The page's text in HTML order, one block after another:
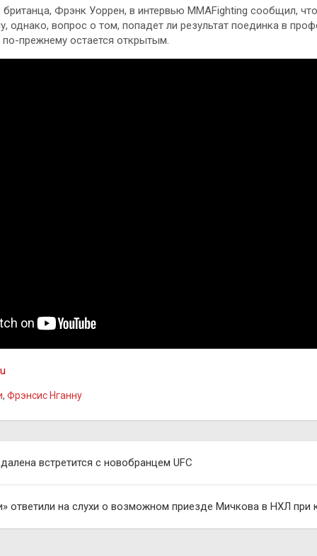
Фрэнк Уоррен, в интервью MMAFighting сообщил,
однако, вопрос о том, попадет ли результат поединка в
прежнему остается открытым.
, Фрэнсис Нганну
встретится с новобранцем UFC
ответили на слухи о возможном приезде Мичкова в НХЛ при